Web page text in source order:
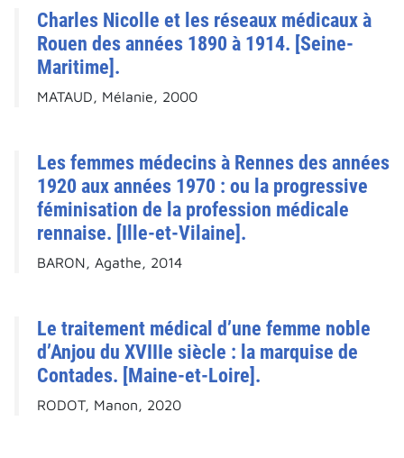
Charles Nicolle et les réseaux médicaux à
Rouen des années 1890 à 1914. [Seine-
Maritime].
MATAUD, Mélanie, 2000
Les femmes médecins à Rennes des années
1920 aux années 1970 : ou la progressive
féminisation de la profession médicale
rennaise. [Ille-et-Vilaine].
BARON, Agathe, 2014
Le traitement médical d’une femme noble
d’Anjou du XVIIIe siècle : la marquise de
Contades. [Maine-et-Loire].
RODOT, Manon, 2020